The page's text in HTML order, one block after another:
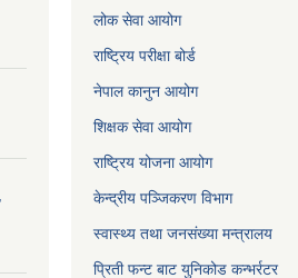
लोक सेवा आयोग
राष्ट्रिय परीक्षा बोर्ड
नेपाल कानुन आयोग
शिक्षक सेवा आयोग
राष्ट्रिय योजना आयोग
केन्द्रीय पञ्जिकरण विभाग
स्वास्थ्य तथा जनसंख्या मन्त्रालय
प्रिती फन्ट बाट युनिकोड कन्भर्रटर